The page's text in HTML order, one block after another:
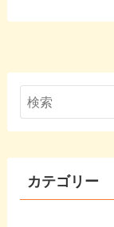
カテゴリー